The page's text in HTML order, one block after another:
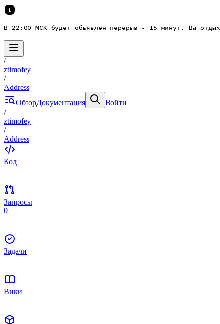
В 22:00 МСК будет объявлен перерыв - 15 минут. Вы
/
ztimofey
/
Address
ОбзорДокументация
Войти
/
ztimofey
/
Address
Код
Запросы
0
Задачи
Вики